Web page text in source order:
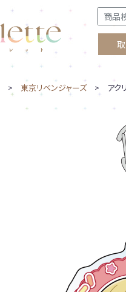
> 東京リベンジャーズ> アクリ